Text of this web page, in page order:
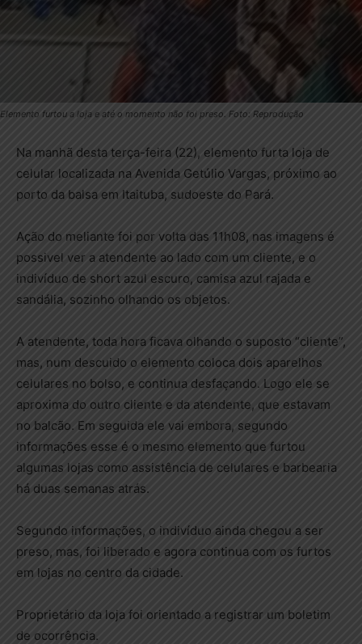
Elemento furtou a loja e até o momento não foi preso. Foto: Reprodução
Na manhã desta terça-feira (22), elemento furta loja de
celular localizada na Avenida Getúlio Vargas, próximo ao
porto da balsa em Itaituba, sudoeste do Pará.
Ação do meliante foi por volta das 11h08, nas imagens é
possivel ver a atendente ao lado com um cliente, e o
indivíduo de short azul escuro, camisa azul rajada e
sandália, sozinho olhando os objetos.
A atendente, toda hora ficava olhando o suposto “cliente”,
mas, num descuido o elemento coloca dois aparelhos
celulares no bolso, e continua desfaçando. Logo ele se
aproxima do outro cliente e da atendente, que estavam
no balcão. Em seguida ele vai embora, segundo
informações esse é o mesmo elemento que furtou
algumas lojas como assistência de celulares e barbearia
há duas semanas atrás.
Segundo informações, o indivíduo ainda chegou a ser
preso, mas, foi liberado e agora continua com os furtos
em lojas no centro da cidade.
Proprietário da loja foi orientado a registrar um boletim
de ocorrência.